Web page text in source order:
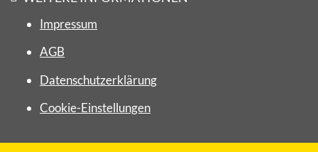
Impressum
AGB
Datenschutzerklärung
Cookie-Einstellungen